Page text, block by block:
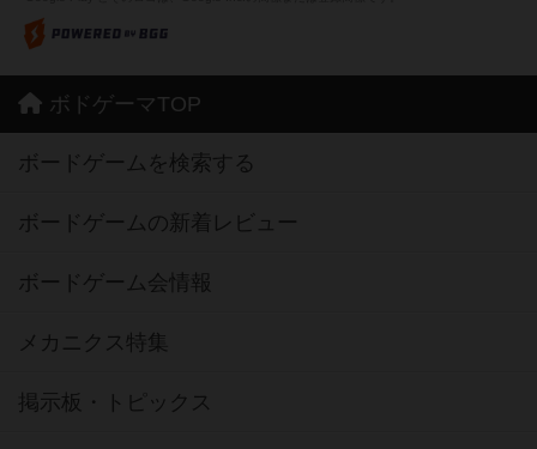
ボドゲーマTOP
ボードゲームを検索する
ボードゲームの新着レビュー
ボードゲーム会情報
メカニクス特集
掲示板・トピックス